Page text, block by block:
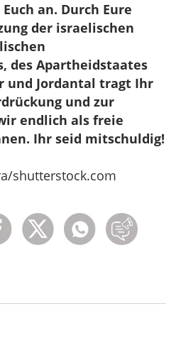
an. Durch Eure
der israelischen
des Apartheidstaates
und Jordantal tragt Ihr
und zur
endlich als freie
Ihr seid mitschuldig!
shutterstock.com